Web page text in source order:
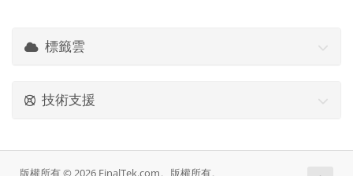
標籤雲
技術支援
版權所有 © 2026 FinalTek.com。版權所有。